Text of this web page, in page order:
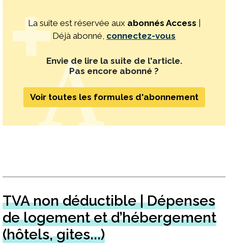
La suite est réservée aux abonnés Access |
Déjà abonné, connectez-vous
Envie de lire la suite de l'article.
Pas encore abonné ?
Voir toutes les formules d'abonnement
TVA non déductible | Dépenses
de logement et d’hébergement
(hôtels, gites...)